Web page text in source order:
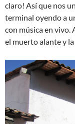
claro! Así que nos
terminal oyendo a
con música en vivo.
el muerto alante y